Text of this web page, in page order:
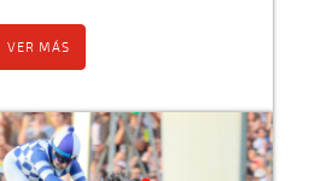
VER MÁS